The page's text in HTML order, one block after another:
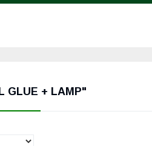
GLUE + LAMP"